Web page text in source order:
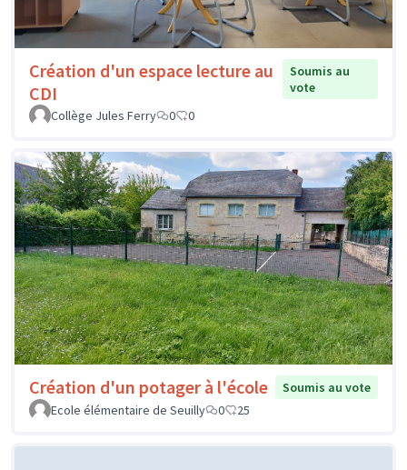
Création d'un espace lecture au
CDI
Soumis au
vote
Collège Jules Ferry
0 0
Création d'un potager à l'école
Soumis au vote
Ecole élémentaire de Seuilly
0 25